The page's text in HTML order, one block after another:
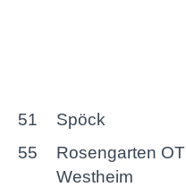
51
Spöck
55
Rosengarten OT
Westheim